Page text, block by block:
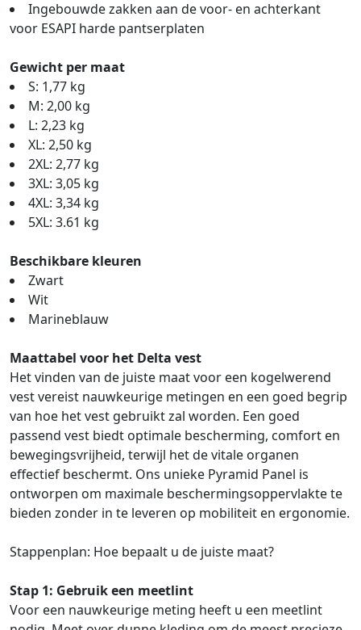
Ingebouwde zakken aan de voor- en achterkant
voor ESAPI harde pantserplaten
Gewicht per maat
S: 1,77 kg
M: 2,00 kg
L: 2,23 kg
XL: 2,50 kg
2XL: 2,77 kg
3XL: 3,05 kg
4XL: 3,34 kg
5XL: 3.61 kg
Beschikbare kleuren
Zwart
Wit
Marineblauw
Maattabel voor het Delta vest
Het vinden van de juiste maat voor een kogelwerend
vest vereist nauwkeurige metingen en een goed begrip
van hoe het vest gebruikt zal worden. Een goed
passend vest biedt optimale bescherming, comfort en
bewegingsvrijheid, terwijl het de vitale organen
effectief beschermt. Ons unieke Pyramid Panel is
ontworpen om maximale beschermingsoppervlakte te
bieden zonder in te leveren op mobiliteit en ergonomie.
Stappenplan: Hoe bepaalt u de juiste maat?
Stap 1: Gebruik een meetlint
Voor een nauwkeurige meting heeft u een meetlint